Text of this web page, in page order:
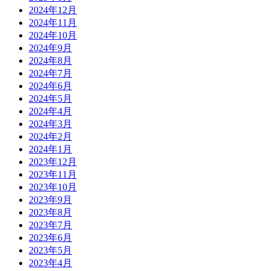
2024年12月
2024年11月
2024年10月
2024年9月
2024年8月
2024年7月
2024年6月
2024年5月
2024年4月
2024年3月
2024年2月
2024年1月
2023年12月
2023年11月
2023年10月
2023年9月
2023年8月
2023年7月
2023年6月
2023年5月
2023年4月